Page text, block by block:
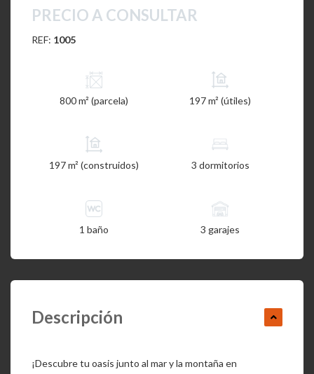
PRECIO A CONSULTAR
REF: 1005
800 m² (parcela) 197 m² (útiles)
197 m² (construidos) 3 dormitorios
1 baño 3 garajes
Descripción
¡Descubre tu oasis junto al mar y la montaña en